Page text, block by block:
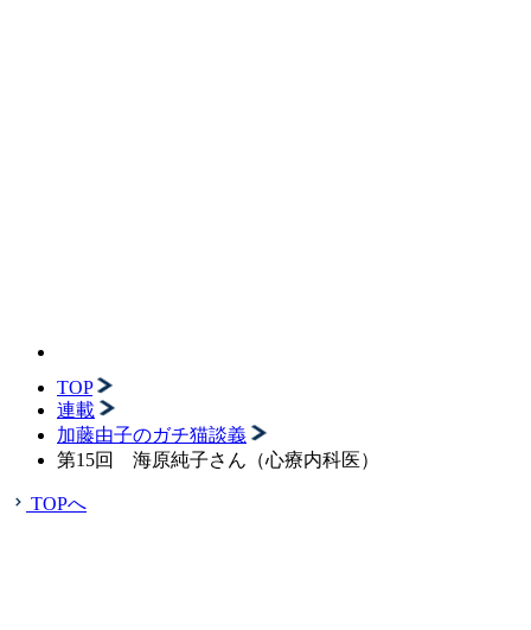
TOP
連載
加藤由子のガチ猫談義
第15回 海原純子さん（心療内科医）
TOPへ